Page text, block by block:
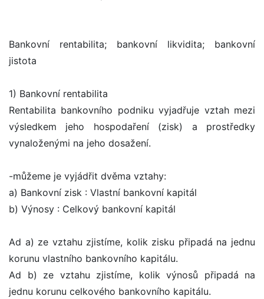
Bankovní rentabilita; bankovní likvidita; bankovní
jistota
1) Bankovní rentabilita
Rentabilita bankovního podniku vyjadřuje vztah mezi
výsledkem jeho hospodaření (zisk) a prostředky
vynaloženými na jeho dosažení.
-můžeme je vyjádřit dvěma vztahy:
a) Bankovní zisk : Vlastní bankovní kapitál
b) Výnosy : Celkový bankovní kapitál
Ad a) ze vztahu zjistíme, kolik zisku připadá na jednu
korunu vlastního bankovního kapitálu.
Ad b) ze vztahu zjistíme, kolik výnosů připadá na
jednu korunu celkového bankovního kapitálu.